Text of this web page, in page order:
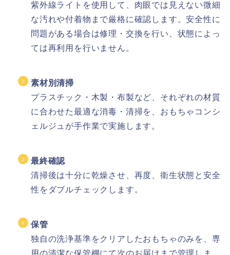
紫外線ライトを使用して、肉眼では見えない微細
な汚れや付着物まで厳格に確認します。安全性に
問題がある場合は修理・交換を行い、状態によっ
ては再利用を行いません。
素材別清掃
プラスチック・木製・布製など、それぞれの材質
に合わせた最適な消毒・清掃を、おもちゃコンシ
ェルジュが手作業で実施します。
最終確認
清掃後は十分に乾燥させ、再度、衛生状態と安全
性をダブルチェックします。
保管
独自の洗浄基準をクリアしたおもちゃのみを、専
用の清潔な保管棚にて次のお届けまで管理しま